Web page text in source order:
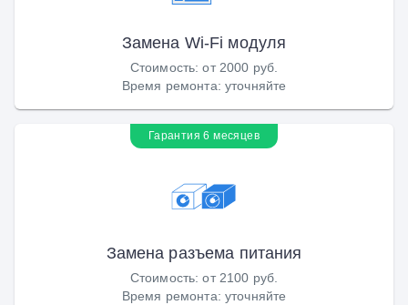
Замена Wi-Fi модуля
Стоимость:от 2000 руб.
Время ремонта: уточняйте
Гарантия 6 месяцев
Замена разъема питания
Стоимость:от 2100 руб.
Время ремонта: уточняйте